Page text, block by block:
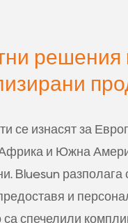
решения
се изнасят за
Африка и Южна
Bluesun
и
са спечелили